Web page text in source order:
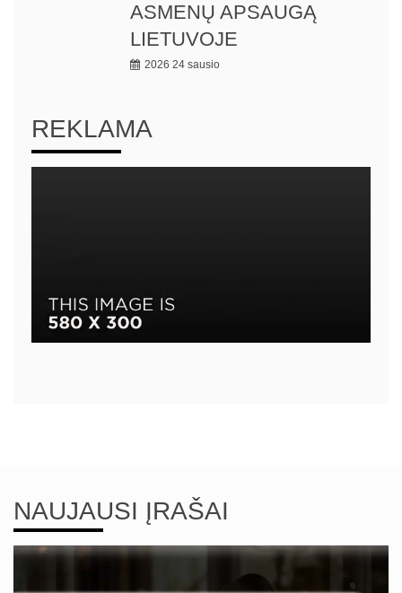
ASMENŲ APSAUGĄ
LIETUVOJE
2026 24 sausio
REKLAMA
NAUJAUSI ĮRAŠAI